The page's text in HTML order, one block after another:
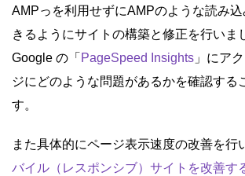
AMPっを利用せずにAMPのような読み
きるようにサイトの構築と修正を行いま
Google の「 PageSpeed Insights 」にア
ジにどのような問題があるかを確認する
す。
また具体的にページ表示速度の改善を行
バイル（レスポンシブ）サイトを改善す